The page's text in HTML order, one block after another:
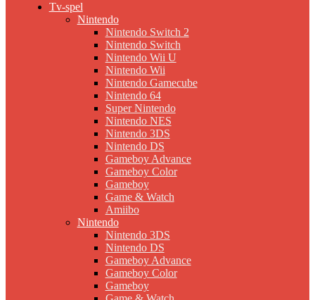
Tv-spel
Nintendo
Nintendo Switch 2
Nintendo Switch
Nintendo Wii U
Nintendo Wii
Nintendo Gamecube
Nintendo 64
Super Nintendo
Nintendo NES
Nintendo 3DS
Nintendo DS
Gameboy Advance
Gameboy Color
Gameboy
Game & Watch
Amiibo
Nintendo
Nintendo 3DS
Nintendo DS
Gameboy Advance
Gameboy Color
Gameboy